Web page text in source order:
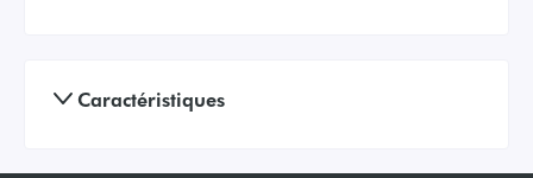
Caractéristiques